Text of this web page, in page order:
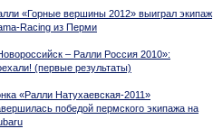
«Горные вершины 2012» выиграл экипаж
Racing из Перми
– Ралли Россия 2010»:
(первые результаты)
«Ралли Натухаевская-2011»
победой пермского экипажа на